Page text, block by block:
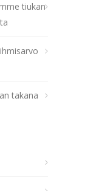
tiukan
takana